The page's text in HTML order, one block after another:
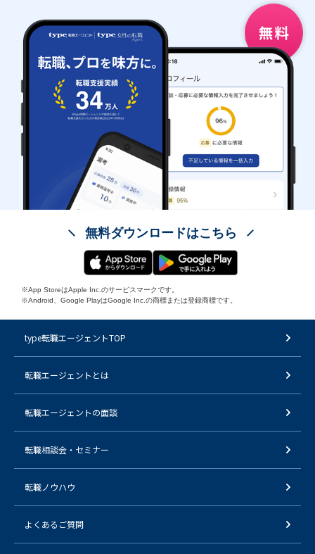
無料ダウンロードはこちら
※App StoreはApple Inc.のサービスマークです。
※Android、Google PlayはGoogle Inc.の商標または登録商標です。
type転職エージェントTOP
転職エージェントとは
転職エージェントの面談
転職相談会・セミナー
転職ノウハウ
よくあるご質問